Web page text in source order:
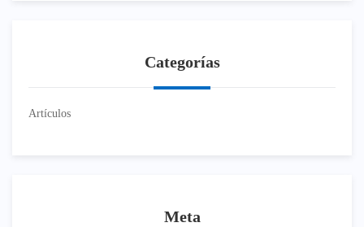
Categorías
Artículos
Meta